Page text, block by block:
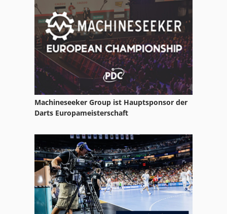
Nc Fräsmaschine
Nc Teilapparat
Neophot 2
Ng 200
Nu 204
Schlitz Und Zapfenmaschine
Tak 18
Tur 560
Zug Und Leitspindel
Machineseeker Group ist Hauptsponsor der
Darts Europameisterschaft